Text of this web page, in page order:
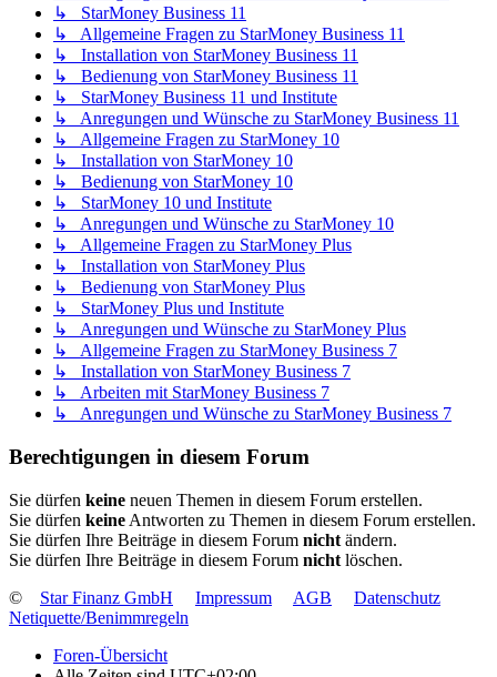
↳ StarMoney Business 11
↳ Allgemeine Fragen zu StarMoney Business 11
↳ Installation von StarMoney Business 11
↳ Bedienung von StarMoney Business 11
↳ StarMoney Business 11 und Institute
↳ Anregungen und Wünsche zu StarMoney Business 11
↳ Allgemeine Fragen zu StarMoney 10
↳ Installation von StarMoney 10
↳ Bedienung von StarMoney 10
↳ StarMoney 10 und Institute
↳ Anregungen und Wünsche zu StarMoney 10
↳ Allgemeine Fragen zu StarMoney Plus
↳ Installation von StarMoney Plus
↳ Bedienung von StarMoney Plus
↳ StarMoney Plus und Institute
↳ Anregungen und Wünsche zu StarMoney Plus
↳ Allgemeine Fragen zu StarMoney Business 7
↳ Installation von StarMoney Business 7
↳ Arbeiten mit StarMoney Business 7
↳ Anregungen und Wünsche zu StarMoney Business 7
Berechtigungen in diesem Forum
Sie dürfen keine neuen Themen in diesem Forum erstellen.
Sie dürfen keine Antworten zu Themen in diesem Forum erstellen.
Sie dürfen Ihre Beiträge in diesem Forum nicht ändern.
Sie dürfen Ihre Beiträge in diesem Forum nicht löschen.
©
Star Finanz GmbH Impressum AGB
Datenschutz
Netiquette/Benimmregeln
Foren-Übersicht